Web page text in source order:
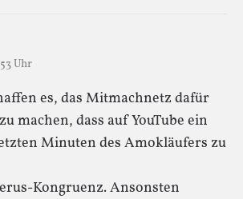
Uhr
es, das Mitmachnetz dafür
machen, dass auf YouTube ein
Minuten des Amokläufers zu
Kongruenz. Ansonsten